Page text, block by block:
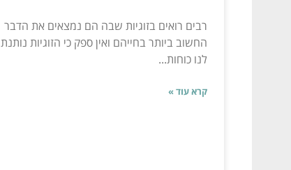
רבים רואים בזוגיות שבה הם נמצאים את הדבר
החשוב ביותר בחייהם ואין ספק כי הזוגיות נותנת
לנו כוחות...
קרא עוד »